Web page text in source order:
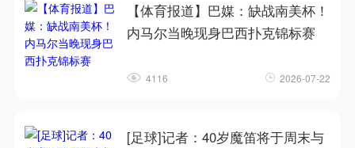
【体育报道】巴媒：缺战南美杯！
内马尔当晚现身巴西扑克锦标赛
4116 2026-07-22
[足球]记者：40岁魔笛将于周末与